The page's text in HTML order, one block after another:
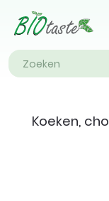
Koeken,